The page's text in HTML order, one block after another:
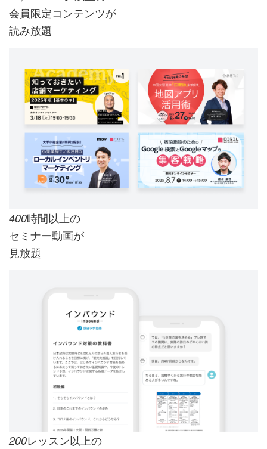
会員限定コンテンツが
読み放題
400時間以上の
セミナー動画が
見放題
200レッスン以上の